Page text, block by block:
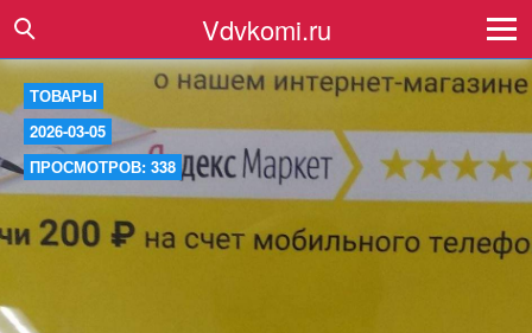
Vdvkomi.ru
ТОВАРЫ
2026-03-05
ПРОСМОТРОВ: 338